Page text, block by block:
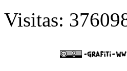
Visitas: